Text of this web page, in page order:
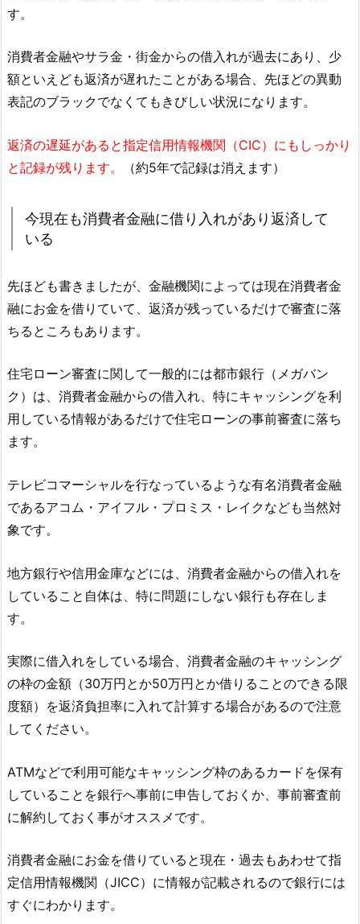
す。
消費者金融やサラ金・街金からの借入れが過去にあり、少
額といえども返済が遅れたことがある場合、先ほどの異動
表記のブラックでなくてもきびしい状況になります。
返済の遅延があると指定信用情報機関（CIC）にもしっかり
と記録が残ります。
（約5年で記録は消えます）
今現在も消費者金融に借り入れがあり返済して
いる
先ほども書きましたが、金融機関によっては現在消費者金
融にお金を借りていて、返済が残っているだけで審査に落
ちるところもあります。
住宅ローン審査に関して一般的には都市銀行（メガバン
ク）は、消費者金融からの借入れ、特にキャッシングを利
用している情報があるだけで住宅ローンの事前審査に落ち
ます。
テレビコマーシャルを行なっているような有名消費者金融
であるアコム・アイフル・プロミス・レイクなども当然対
象です。
地方銀行や信用金庫などには、消費者金融からの借入れを
していること自体は、特に問題にしない銀行も存在しま
す。
実際に借入れをしている場合、消費者金融のキャッシング
の枠の金額（30万円とか50万円とか借りることのできる限
度額）を返済負担率に入れて計算する場合があるので注意
してください。
ATMなどで利用可能なキャッシング枠のあるカードを保有
していることを銀行へ事前に申告しておくか、事前審査前
に解約しておく事がオススメです。
消費者金融にお金を借りていると現在・過去もあわせて指
定信用情報機関（JICC）に情報が記載されるので銀行には
すぐにわかります。